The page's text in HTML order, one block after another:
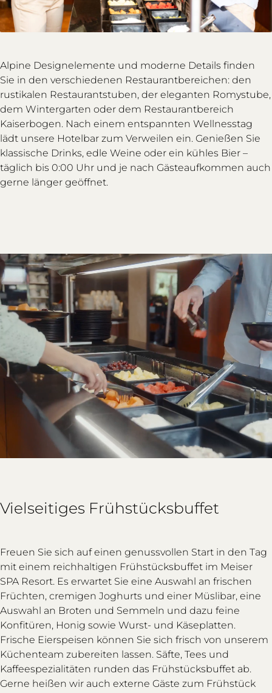
Alpine Designelemente und moderne Details finden
Sie in den verschiedenen Restaurantbereichen: den
rustikalen Restaurantstuben, der eleganten Romystube,
dem Wintergarten oder dem Restaurantbereich
Kaiserbogen. Nach einem entspannten Wellnesstag
lädt unsere Hotelbar zum Verweilen ein. Genießen Sie
klassische Drinks, edle Weine oder ein kühles Bier –
täglich bis 0:00 Uhr und je nach Gästeaufkommen auch
gerne länger geöffnet.
Vielseitiges Frühstücksbuffet
Freuen Sie sich auf einen genussvollen Start in den Tag
mit einem reichhaltigen Frühstücksbuffet im Meiser
SPA Resort. Es erwartet Sie eine Auswahl an frischen
Früchten, cremigen Joghurts und einer Müslibar, eine
Auswahl an Broten und Semmeln und dazu feine
Konfitüren, Honig sowie Wurst- und Käseplatten.
Frische Eierspeisen können Sie sich frisch von unserem
Küchenteam zubereiten lassen. Säfte, Tees und
Kaffeespezialitäten runden das Frühstücksbuffet ab.
Gerne heißen wir auch externe Gäste zum Frühstück